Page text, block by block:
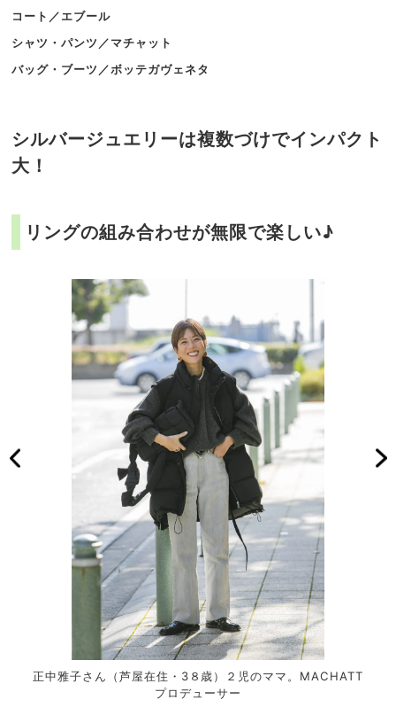
コート／エブール
シャツ・パンツ／マチャット
バッグ・ブーツ／ボッテガヴェネタ
シルバージュエリーは複数づけでインパクト
大！
リングの組み合わせが無限で楽しい♪
正中雅子さん（芦屋在住・3８歳）２児のママ。MACHATT
プロデューサー